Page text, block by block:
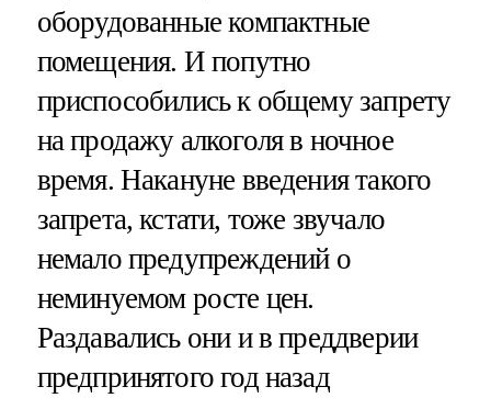
оборудованные компактные
помещения. И попутно
приспособились к общему запрету
на продажу алкоголя в ночное
время. Накануне введения такого
запрета, кстати, тоже звучало
немало предупреждений о
неминуемом росте цен.
Раздавались они и в преддверии
предпринятого год назад